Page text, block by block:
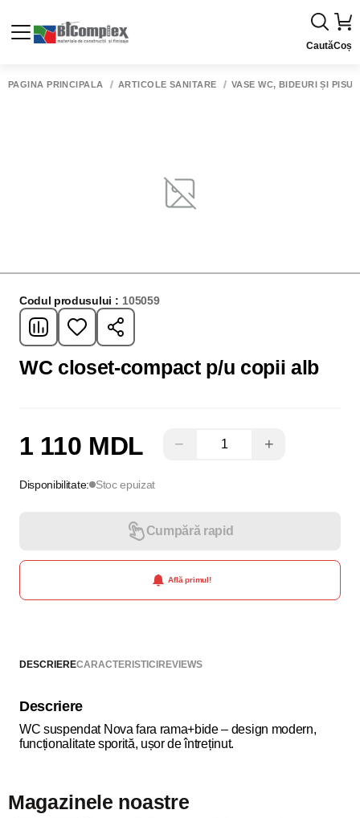
CautăCoș
PAGINA PRINCIPALĂ ARTICOLE SANITARE VASE WC, BIDEURI ȘI
Codul produsului : 105059
WC closet-compact p/u copii alb
1 110 MDL − +
Disponibilitate: Stoc epuizat
Cumpără rapid
Află primul!
DESCRIERECARACTERISTICIREVIEWS
Descriere
WC suspendat Nova fara rama+bide – design modern,
funcționalitate sporită, ușor de întreținut.
Magazinele noastre